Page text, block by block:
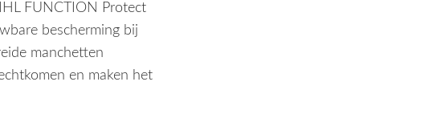
FUNCTION Protect
bescherming bij
manchetten
en maken het